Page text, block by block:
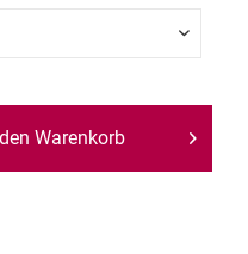
Warenkorb